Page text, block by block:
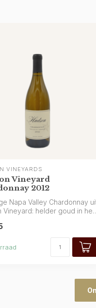
VINEYARDS
Vineyard
2012
Napa Valley Chardonnay
Vineyard: helder goud in het